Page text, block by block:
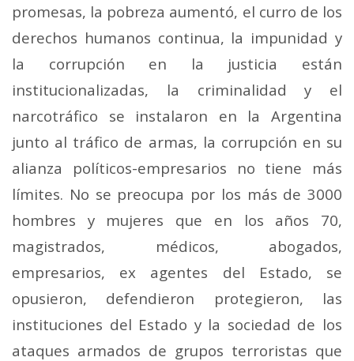
promesas, la pobreza aumentó, el curro de los
derechos humanos continua, la impunidad y
la corrupción en la justicia están
institucionalizadas, la criminalidad y el
narcotráfico se instalaron en la Argentina
junto al tráfico de armas, la corrupción en su
alianza políticos-empresarios no tiene más
límites. No se preocupa por los más de 3000
hombres y mujeres que en los años 70,
magistrados, médicos, abogados,
empresarios, ex agentes del Estado, se
opusieron, defendieron protegieron, las
instituciones del Estado y la sociedad de los
ataques armados de grupos terroristas que